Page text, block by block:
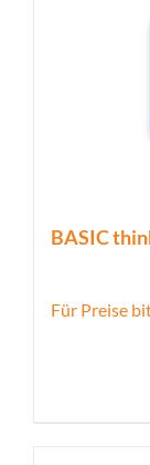
BASIC
Für Preise